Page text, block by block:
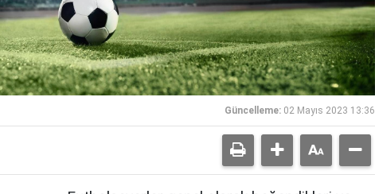
Güncelleme: 02 Mayıs 2023 13:36